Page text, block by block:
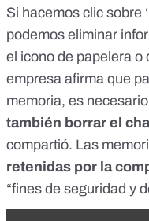
Si hacemos clic sobre ‘
podemos eliminar
el icono de papelera o
empresa afirma que
memoria, es necesario
también borrar el
compartió. Las
retenidas por la
“fines de seguridad y